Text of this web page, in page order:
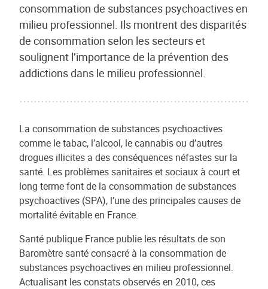
consommation de substances psychoactives en
milieu professionnel. Ils montrent des disparités
de consommation selon les secteurs et
soulignent l’importance de la prévention des
addictions dans le milieu professionnel.
La consommation de substances psychoactives
comme le tabac, l’alcool, le cannabis ou d’autres
drogues illicites a des conséquences néfastes sur la
santé. Les problèmes sanitaires et sociaux à court et
long terme font de la consommation de substances
psychoactives (SPA), l’une des principales causes de
mortalité évitable en France.
Santé publique France publie les résultats de son
Baromètre santé consacré à la consommation de
substances psychoactives en milieu professionnel.
Actualisant les constats observés en 2010, ces